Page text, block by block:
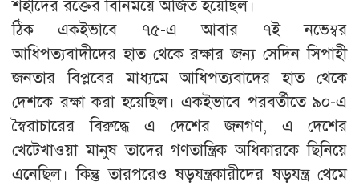
শহীদের রক্তের বিনিময়ে অর্জিত হয়েছিল।
ঠিক একইভাবে ৭৫-এ আবার ৭ই নভেম্বর
আধিপত্যবাদীদের হাত থেকে রক্ষার জন্য সেদিন সিপাহী
জনতার বিপ্লবের মাধ্যমে আধিপত্যবাদের হাত থেকে
দেশকে রক্ষা করা হয়েছিল। একইভাবে পরবর্তীতে ৯০-এ
স্বৈরাচারের বিরুদ্ধে এ দেশের জনগণ, এ দেশের
খেটেখাওয়া মানুষ তাদের গণতান্ত্রিক অধিকারকে ছিনিয়ে
এনেছিল। কিন্তু তারপরেও ষড়যন্ত্রকারীদের ষড়যন্ত্র থেমে